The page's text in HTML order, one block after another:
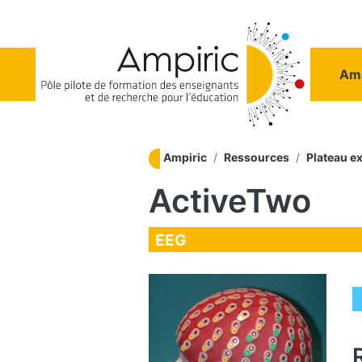
Ampiric Ressources Plateau
ActiveTwo
EEG